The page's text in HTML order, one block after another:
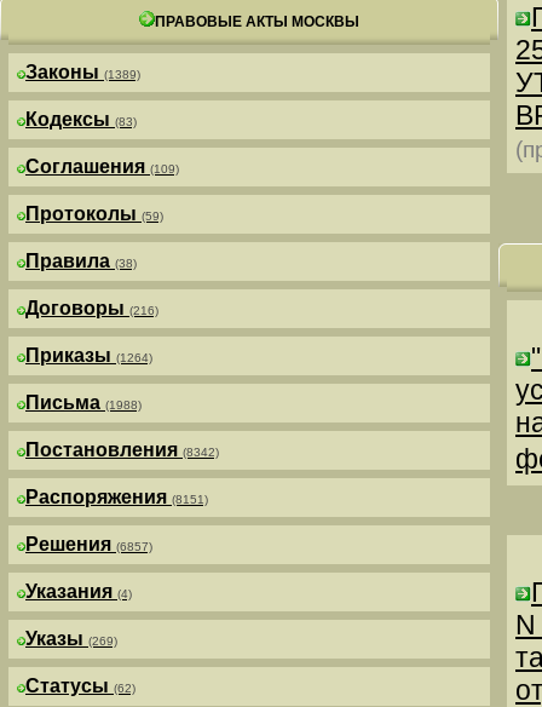
ПРАВОВЫЕ АКТЫ МОСКВЫ
Законы (1389)
Кодексы (83)
Соглашения (109)
Протоколы (59)
Правила (38)
Договоры (216)
Приказы (1264)
Письма (1988)
Постановления (8342)
Распоряжения (8151)
Решения (6857)
Указания (4)
Указы (269)
Статусы (62)